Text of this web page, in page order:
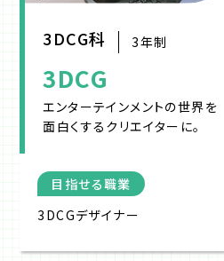
3DCG科 3年制
3DCG
エンターテインメントの世界を
面白くするクリエイターに。
目指せる職業
3DCGデザイナー